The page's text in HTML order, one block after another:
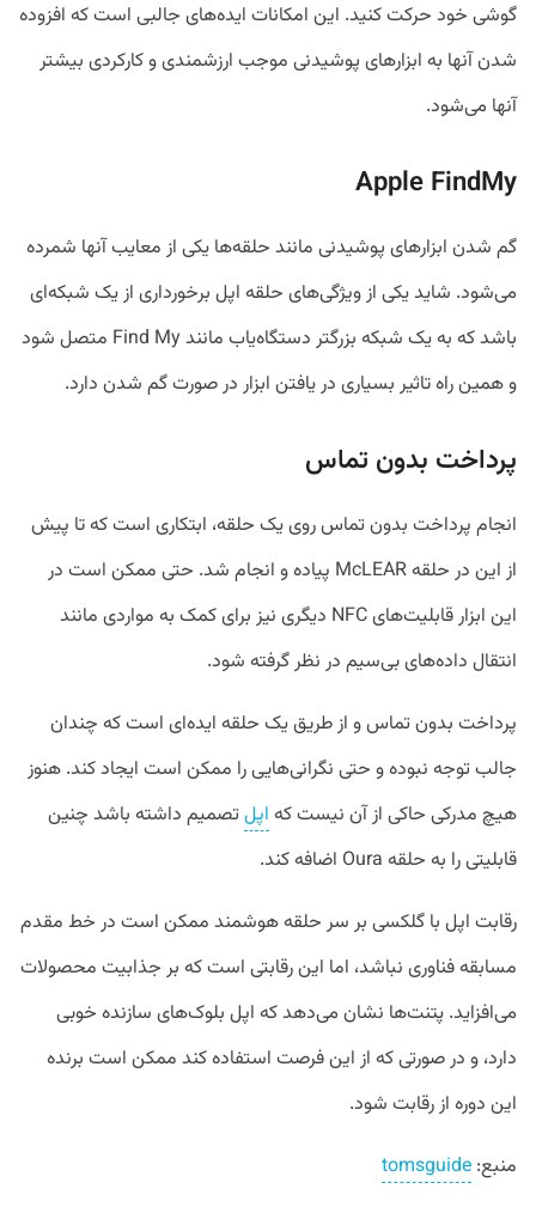
گوشی خود حرکت کنید. این امکانات ایده‌های جالبی است که افزوده
شدن آنها به ابزارهای پوشیدنی موجب ارزشمندی و کارکردی بیشتر
آنها می‌شود.
Apple FindMy
گم شدن ابزارهای پوشیدنی مانند حلقه‌ها یکی از معایب آنها شمرده
می‌شود. شاید یکی از ویژگی‌های حلقه اپل برخورداری از یک شبکه‌ای
باشد که به یک شبکه بزرگتر دستگاه‌یاب مانند Find My متصل شود
و همین راه تاثیر بسیاری در یافتن ابزار در صورت گم شدن دارد.
پرداخت بدون تماس
انجام پرداخت بدون تماس روی یک حلقه، ابتکاری است که تا پیش
از این در حلقه McLEAR پیاده و انجام شد. حتی ممکن است در
این ابزار قابلیت‌های NFC دیگری نیز برای کمک به مواردی مانند
انتقال داده‌های بی‌سیم در نظر گرفته شود.
پرداخت بدون تماس و از طریق یک حلقه ایده‌ای است که چندان
جالب توجه نبوده و حتی نگرانی‌هایی را ممکن است ایجاد کند. هنوز
هیچ مدرکی حاکی از آن نیست که اپل تصمیم داشته باشد چنین
قابلیتی را به حلقه Oura اضافه کند.
رقابت اپل با گلکسی بر سر حلقه هوشمند ممکن است در خط مقدم
مسابقه فناوری نباشد، اما این رقابتی است که بر جذابیت محصولات
می‌افزاید. پتنت‌ها نشان می‌دهد که اپل بلوک‌های سازنده خوبی
دارد، و در صورتی که از این فرصت استفاده کند ممکن است برنده
این دوره از رقابت شود.
منبع: tomsguide